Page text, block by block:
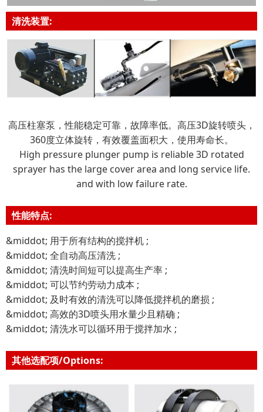
清洗装置:
高压柱塞泵，性能稳定可靠，故障率低。高压3D旋转喷头，
360度立体旋转，有效覆盖面积大，使用寿命长。
High pressure plunger pump is reliable 3D rotated
sprayer has the large cover area and long service life.
and with low failure rate.
性能特点:
&middot; 用于所有结构的搅拌机 ;
&middot; 全自动高压清洗 ;
&middot; 清洗时间短可以提高生产率 ;
&middot; 可以节约劳动力成本 ;
&middot; 及时有效的清洗可以降低搅拌机的磨损 ;
&middot; 高效的3D喷头用水量少且精确 ;
&middot; 清洗水可以循环用于搅拌加水 ;
其他选配项/Options: